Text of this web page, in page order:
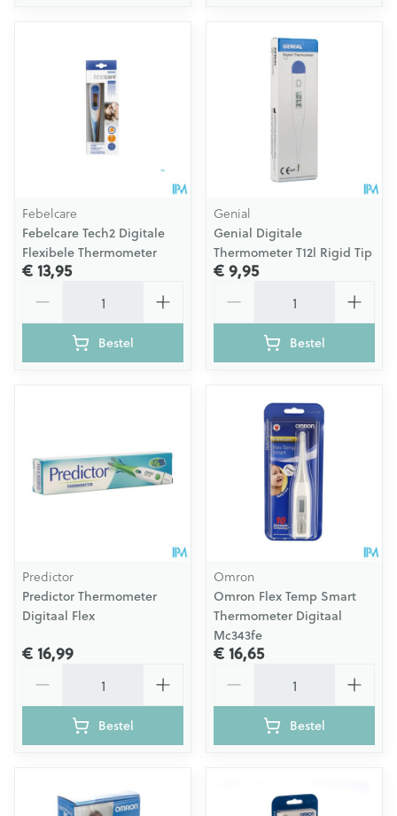
Febelcare
Febelcare Tech2 Digitale
Flexibele Thermometer
€ 13,95
Bestel
Genial
Genial Digitale
Thermometer T12l Rigid Tip
€ 9,95
Bestel
Predictor
Predictor Thermometer
Digitaal Flex
€ 16,99
Bestel
Omron
Omron Flex Temp Smart
Thermometer Digitaal
Mc343fe
€ 16,65
Bestel